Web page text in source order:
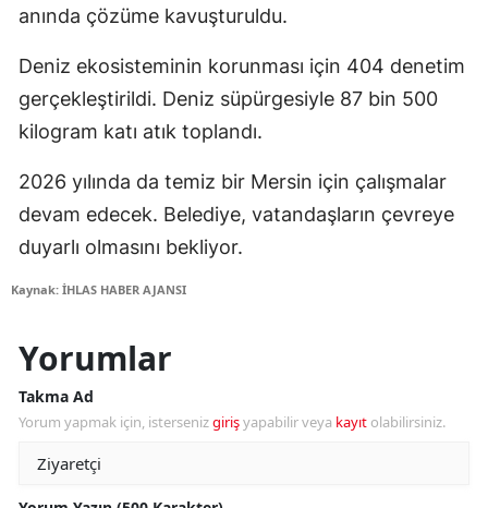
anında çözüme kavuşturuldu.
Deniz ekosisteminin korunması için 404 denetim
gerçekleştirildi. Deniz süpürgesiyle 87 bin 500
kilogram katı atık toplandı.
2026 yılında da temiz bir Mersin için çalışmalar
devam edecek. Belediye, vatandaşların çevreye
duyarlı olmasını bekliyor.
Kaynak: İHLAS HABER AJANSI
Yorumlar
Takma Ad
Yorum yapmak için, istersenizgirişyapabilir veya kayıt olabilirsiniz.